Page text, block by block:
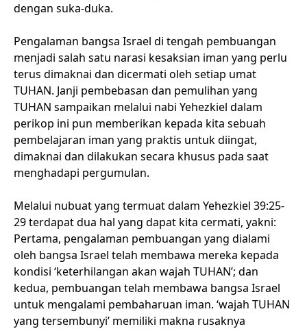
dengan suka-duka.
Pengalaman bangsa Israel di tengah pembuangan
menjadi salah satu narasi kesaksian iman yang perlu
terus dimaknai dan dicermati oleh setiap umat
TUHAN. Janji pembebasan dan pemulihan yang
TUHAN sampaikan melalui nabi Yehezkiel dalam
perikop ini pun memberikan kepada kita sebuah
pembelajaran iman yang praktis untuk diingat,
dimaknai dan dilakukan secara khusus pada saat
menghadapi pergumulan.
Melalui nubuat yang termuat dalam Yehezkiel 39:25-
29 terdapat dua hal yang dapat kita cermati, yakni:
Pertama, pengalaman pembuangan yang dialami
oleh bangsa Israel telah membawa mereka kepada
kondisi ‘keterhilangan akan wajah TUHAN’; dan
kedua, pembuangan telah membawa bangsa Israel
untuk mengalami pembaharuan iman. ‘wajah TUHAN
yang tersembunyi’ memiliki makna rusaknya